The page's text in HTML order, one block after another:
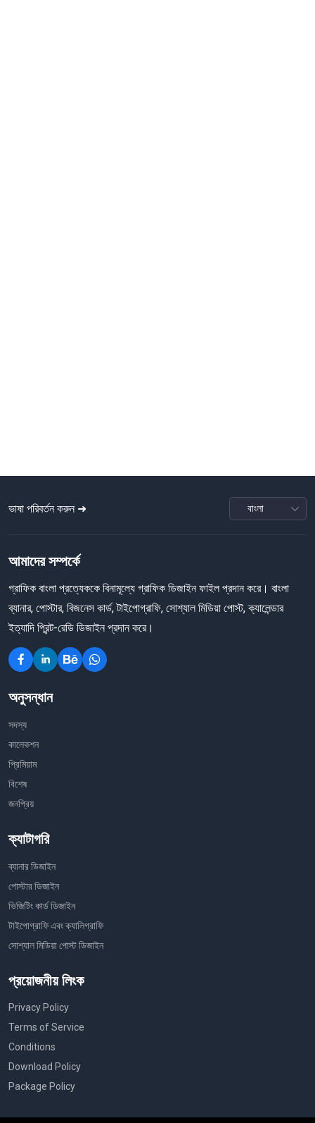
ভাষা পরিবর্তন করুন ➜
আমাদের সম্পর্কে
গ্রাফিক বাংলা প্রত্যেককে বিনামূল্যে গ্রাফিক ডিজাইন ফাইল প্রদান করে। বাংলা
ব্যানার, পোস্টার, বিজনেস কার্ড, টাইপোগ্রাফি, সোশ্যাল মিডিয়া পোস্ট, ক্যালেন্ডার
ইত্যাদি প্রিন্ট-রেডি ডিজাইন প্রদান করে।
অনুসন্ধান
সদস্য
কালেকশন
প্রিমিয়াম
বিশেষ
জনপ্রিয়
ক্যাটাগরি
ব্যানার ডিজাইন
পোস্টার ডিজাইন
ভিজিটিং কার্ড ডিজাইন
টাইপোগ্রাফি এবং ক্যালিগ্রাফি
সোশ্যাল মিডিয়া পোস্ট ডিজাইন
প্রয়োজনীয় লিংক
Privacy Policy
Terms of Service
Conditions
Download Policy
Package Policy